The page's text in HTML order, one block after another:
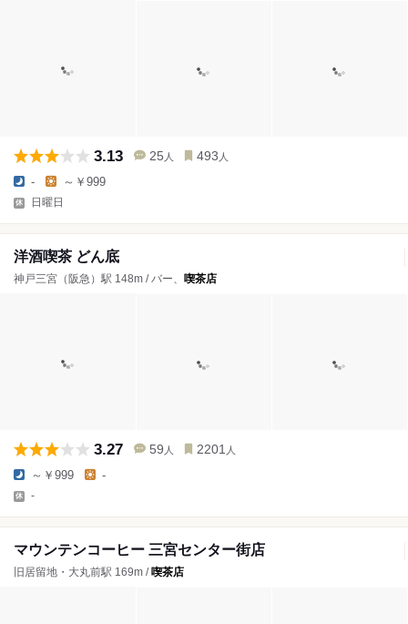
3.13 25 人 493 人
- ～￥999
日曜日
洋酒喫茶 どん底
神戸三宮（阪急）駅 148m / バー、 喫茶店
3.27 59 人 2201 人
～￥999 -
-
マウンテンコーヒー 三宮センター街店
旧居留地・大丸前駅 169m /喫茶店